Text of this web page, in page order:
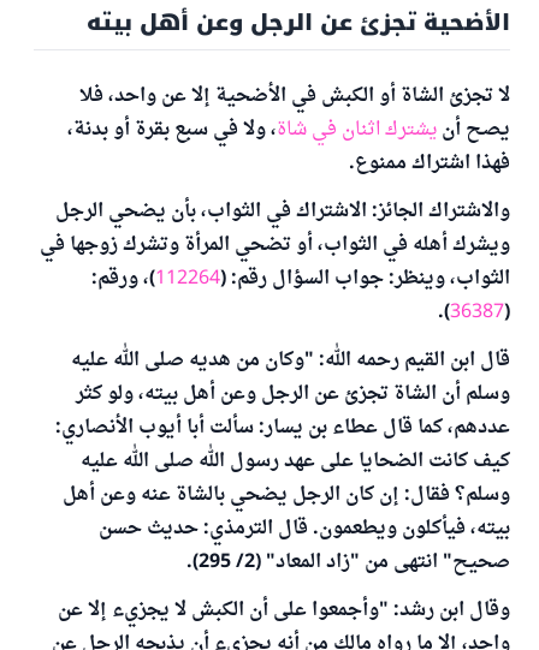
الأضحية تجزئ عن الرجل وعن أهل بيته
لا تجزئ الشاة أو الكبش في الأضحية إلا عن واحد، فلا
يصح أنيشترك اثنان في شاة، ولا في سبع بقرة أو بدنة،
فهذا اشتراك ممنوع.
والاشتراك الجائز: الاشتراك في الثواب، بأن يضحي الرجل
ويشرك أهله في الثواب، أو تضحي المرأة وتشرك زوجها في
الثواب، وينظر: جواب السؤال رقم: (112264)، ورقم:
(
36387
).
قال ابن القيم رحمه الله: "وكان من هديه صلى الله عليه
وسلم أن الشاة تجزئ عن الرجل وعن أهل بيته، ولو كثر
عددهم، كما قال عطاء بن يسار: سألت أبا أيوب الأنصاري:
كيف كانت الضحايا على عهد رسول الله صلى الله عليه
وسلم؟ فقال: إن كان الرجل يضحي بالشاة عنه وعن أهل
بيته، فيأكلون ويطعمون. قال الترمذي: حديث حسن
صحيح" انتهى من "زاد المعاد" (2/ 295).
وقال ابن رشد: "وأجمعوا على أن الكبش لا يجزيء إلا عن